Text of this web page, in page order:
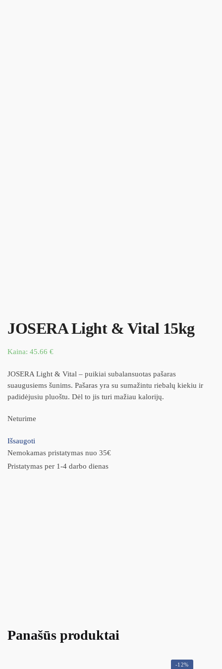
JOSERA Light & Vital 15kg
Kaina: 45.66 €
JOSERA Light & Vital – puikiai subalansuotas pašaras
suaugusiems šunims. Pašaras yra su sumažintu riebalų kiekiu ir
padidėjusiu pluoštu. Dėl to jis turi mažiau kalorijų.
Neturime
Išsaugoti
Nemokamas pristatymas nuo 35€
Pristatymas per 1-4 darbo dienas
Panašūs produktai
-12%